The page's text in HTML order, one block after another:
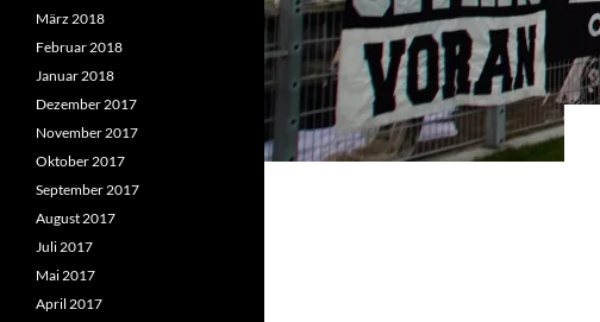
März 2018
Februar 2018
Januar 2018
Dezember 2017
November 2017
Oktober 2017
September 2017
August 2017
Juli 2017
Mai 2017
April 2017